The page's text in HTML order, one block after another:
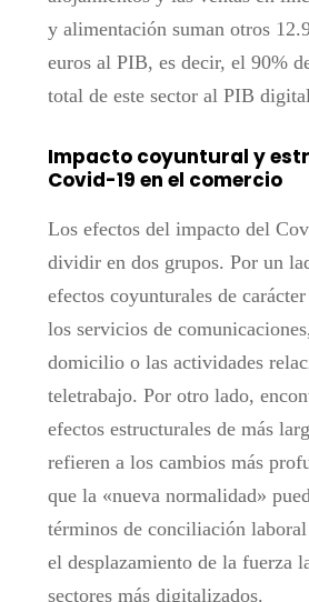
y alimentación suman otros
euros al PIB, es decir, el 90%
total de este sector al PIB
Impacto coyuntural y
Covid-19 en el comercio
Los efectos del impacto del
dividir en dos grupos. Por un
efectos coyunturales de
los servicios de
domicilio o las actividades
teletrabajo. Por otro lado,
efectos estructurales de más
refieren a los cambios más
que la «nueva normalidad»
términos de conciliación
el desplazamiento de la fuerza
sectores más digitalizados.